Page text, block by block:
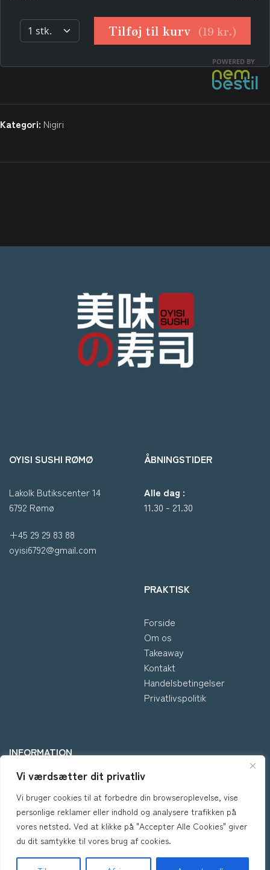
Vi værdsætter dit privatliv
Vi bruger cookies til at forbedre din browseroplevelse, vise
personlige reklamer eller indhold og analysere trafikken på
vores netsted. Ved at klikke på "Accepter Alle Cookies" giver
du dit samtykke til vores brug af cookies.
Kategori: Nigiri
OYISI SUSHI RØMØ
Lakolk Butikscenter 14
6792 Rømø
+45 29 29 83 88
oyisi6792@gmail.com
ÅBNINGSTIDER
Alle dag :
11.30 - 21.30
PRAKTISK
Forside
Om os
Takeaway
Kontakt
Handelsbetingelser
Privatlivspolitik
INFORMATION
spørgsmål vedr. allergene
ingredienser i vores retter.